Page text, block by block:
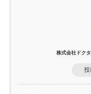
株式会社ドク